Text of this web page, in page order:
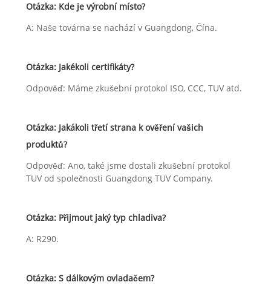
Otázka: Kde je výrobní místo?
A: Naše továrna se nachází v Guangdong, Čína.
Otázka: Jakékoli certifikáty?
Odpověď: Máme zkušební protokol ISO, CCC, TUV atd.
Otázka: Jakákoli třetí strana k ověření vašich
produktů?
Odpověď: Ano, také jsme dostali zkušební protokol
TUV od společnosti Guangdong TUV Company.
Otázka: Přijmout jaký typ chladiva?
A: R290.
Otázka: S dálkovým ovladačem?